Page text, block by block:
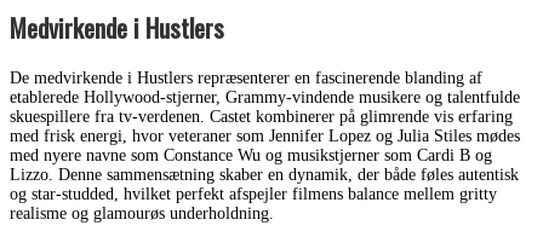
Medvirkende i Hustlers
De medvirkende i Hustlers repræsenterer en fascinerende blanding af
etablerede Hollywood-stjerner, Grammy-vindende musikere og talentfulde
skuespillere fra tv-verdenen. Castet kombinerer på glimrende vis erfaring
med frisk energi, hvor veteraner som Jennifer Lopez og Julia Stiles mødes
med nyere navne som Constance Wu og musikstjerner som Cardi B og
Lizzo. Denne sammensætning skaber en dynamik, der både føles autentisk
og star-studded, hvilket perfekt afspejler filmens balance mellem gritty
realisme og glamourøs underholdning.